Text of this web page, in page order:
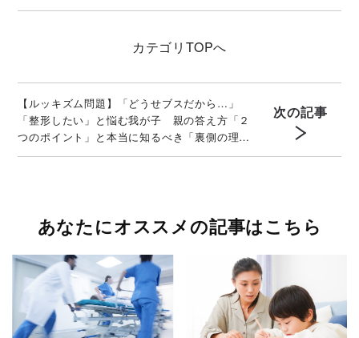
カテゴリ TOPへ
【ルッキズム問題】「どうせブスだから…」
「整形したい」と悩む我が子 親の答え方「２
つのポイント」と本当に知るべき「裏側の理
由」
次の記事
あなたにオススメの記事はこちら